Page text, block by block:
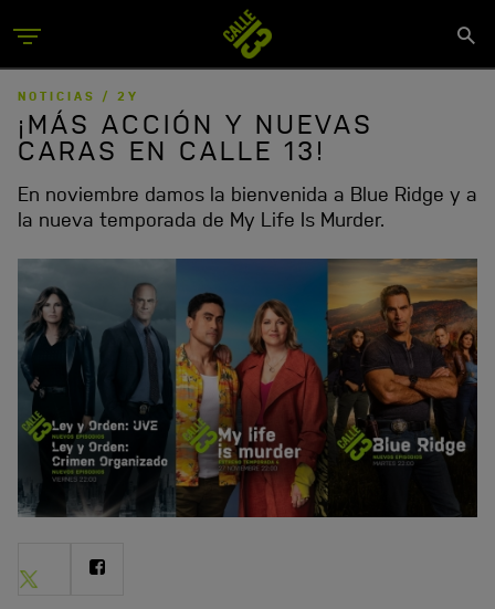
to
main
content
Menu
NOTICIAS / 2Y
¡MÁS ACCIÓN Y NUEVAS
CARAS EN CALLE 13!
En noviembre damos la bienvenida a Blue Ridge y a
la nueva temporada de My Life Is Murder.
Share